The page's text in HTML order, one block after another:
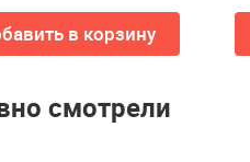
в корзину
смотрели